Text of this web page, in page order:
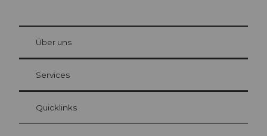
Gästekarte Luzern
Ihre Vorteile als Übernachtungsgast
at Bre
Über uns
Services
Quicklinks